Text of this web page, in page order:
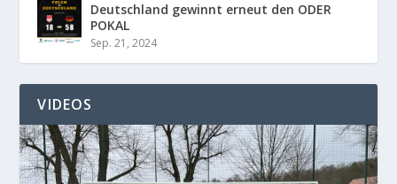
Deutschland gewinnt erneut den ODER
POKAL
Sep. 21, 2024
VIDEOS